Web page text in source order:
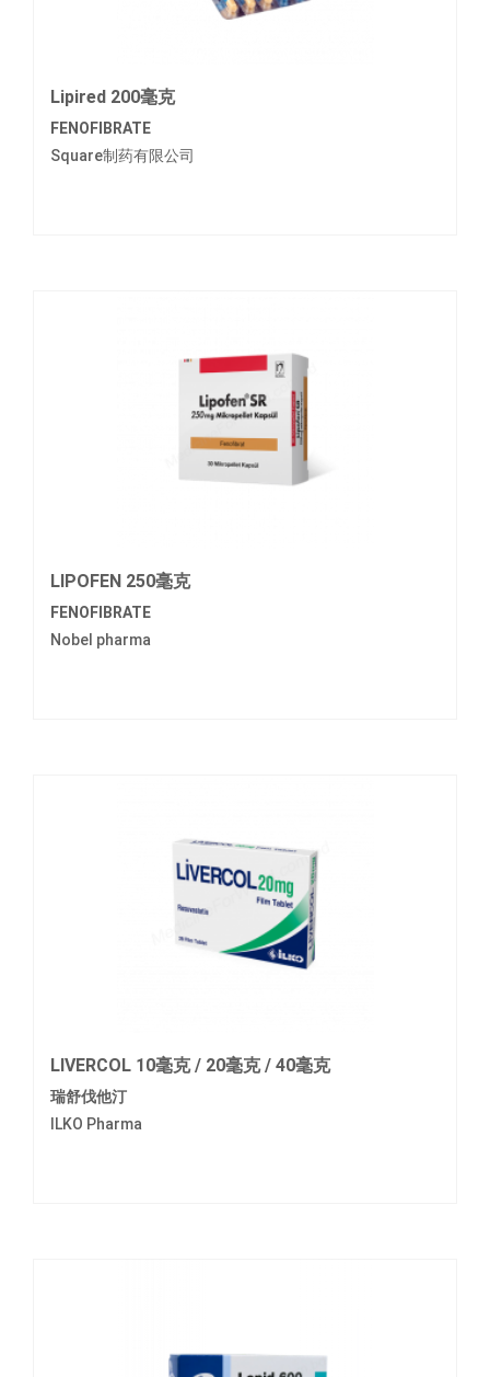
Lipired 200毫克
FENOFIBRATE
Square制药有限公司
LIPOFEN 250毫克
FENOFIBRATE
Nobel pharma
LIVERCOL 10毫克 / 20毫克 / 40毫克
瑞舒伐他汀
ILKO Pharma